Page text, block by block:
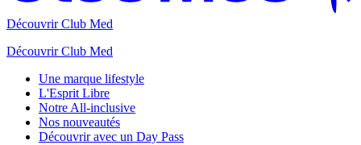
Découvrir Club Med
Découvrir Club Med
Une marque lifestyle
L'Esprit Libre
Notre All-inclusive
Nos nouveautés
Découvrir avec un Day Pass